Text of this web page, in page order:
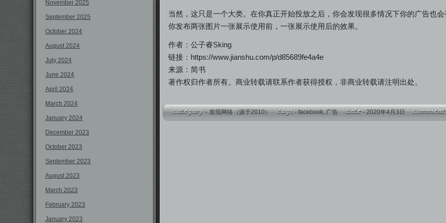
November 2025
September 2025
October 2024
August 2024
July 2024
June 2024
April 2024
March 2024
January 2024
December 2023
October 2023
September 2023
August 2023
March 2023
February 2023
January 2023
当然，这只是一个大类。在你真正开始投放之后，你会发现很多情况下你的广告也
你发布两张图片一张展示使用前，一张展示使用后的效果。
作者：公子睿Sking
链接：https://www.jianshu.com/p/d85689fe4a4e
来源：简书
著作权归作者所有。商业转载请联系作者获得授权，非商业转载请注明出处。
-发现网络（源于2010） -facebook,广告 - 2020年4月3日